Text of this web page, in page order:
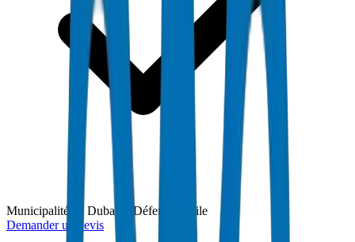
Municipalité de Dubaï et Défense Civile
Demander un devis